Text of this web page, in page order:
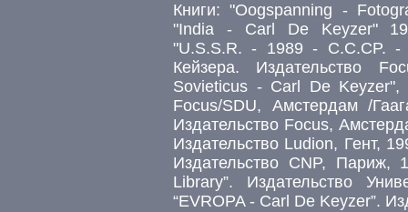
Книги: "Oogspanning -
"India - Carl De Keyzer"
"U.S.S.R. - 1989 - C.C.CP. -
Кейзера. Издательство
Sovieticus - Carl De Keyzer",
Focus/SDU, Амстердам /
Издательство Focus,
Издательство Ludion, Гент,
Издательство CNP,
Library”. Издательство
“EVROPA - Carl De Keyzer”.